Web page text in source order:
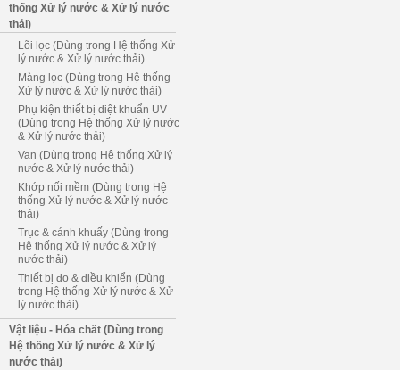
thống Xử lý nước & Xử lý nước
thải)
Lõi lọc (Dùng trong Hệ thống Xử
lý nước & Xử lý nước thải)
Màng lọc (Dùng trong Hệ thống
Xử lý nước & Xử lý nước thải)
Phụ kiện thiết bị diệt khuẩn UV
(Dùng trong Hệ thống Xử lý nước
& Xử lý nước thải)
Van (Dùng trong Hệ thống Xử lý
nước & Xử lý nước thải)
Khớp nối mềm (Dùng trong Hệ
thống Xử lý nước & Xử lý nước
thải)
Trục & cánh khuấy (Dùng trong
Hệ thống Xử lý nước & Xử lý
nước thải)
Thiết bị đo & điều khiển (Dùng
trong Hệ thống Xử lý nước & Xử
lý nước thải)
Vật liệu - Hóa chất (Dùng trong
Hệ thống Xử lý nước & Xử lý
nước thải)